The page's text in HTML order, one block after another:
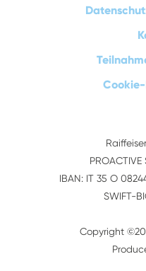
PROACTIVE
IBAN: IT 35 O
SWIFT-
Copyright